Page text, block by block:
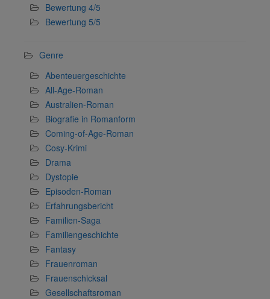
Bewertung 4/5
Bewertung 5/5
Genre
Abenteuergeschichte
All-Age-Roman
Australien-Roman
Biografie in Romanform
Coming-of-Age-Roman
Cosy-Krimi
Drama
Dystopie
Episoden-Roman
Erfahrungsbericht
Familien-Saga
Familiengeschichte
Fantasy
Frauenroman
Frauenschicksal
Gesellschaftsroman